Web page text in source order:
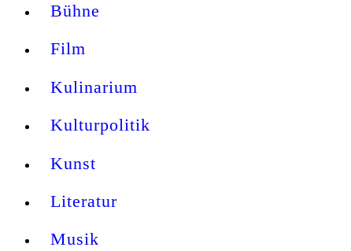
Bühne
Film
Kulinarium
Kulturpolitik
Kunst
Literatur
Musik